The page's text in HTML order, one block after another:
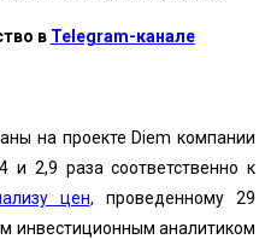
в Telegram-канале
на проекте Diem компании
и 2,9 раза соответственно к
цен, проведенному 29
инвестиционным аналитиком